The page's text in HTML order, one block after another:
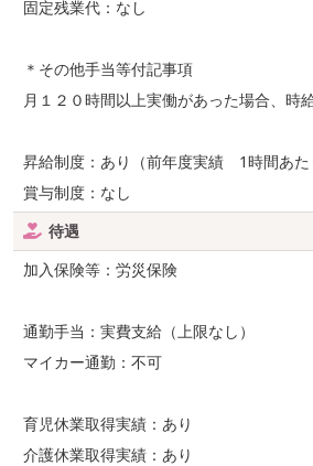
固定残業代：なし
＊その他手当等付記事項
月１２０時間以上実働があった場合、時
昇給制度：あり（前年度実績 1時間あた
賞与制度：なし
待遇
加入保険等：労災保険
通勤手当：実費支給（上限なし）
マイカー通勤：不可
育児休業取得実績：あり
介護休業取得実績：あり